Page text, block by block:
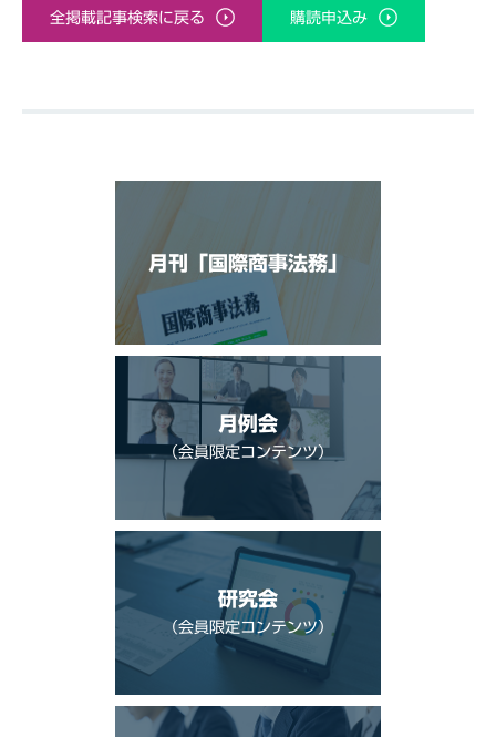
全掲載記事検索に戻る 購読申込み
月刊「国際商事法務」
月例会
（会員限定コンテンツ）
研究会
（会員限定コンテンツ）